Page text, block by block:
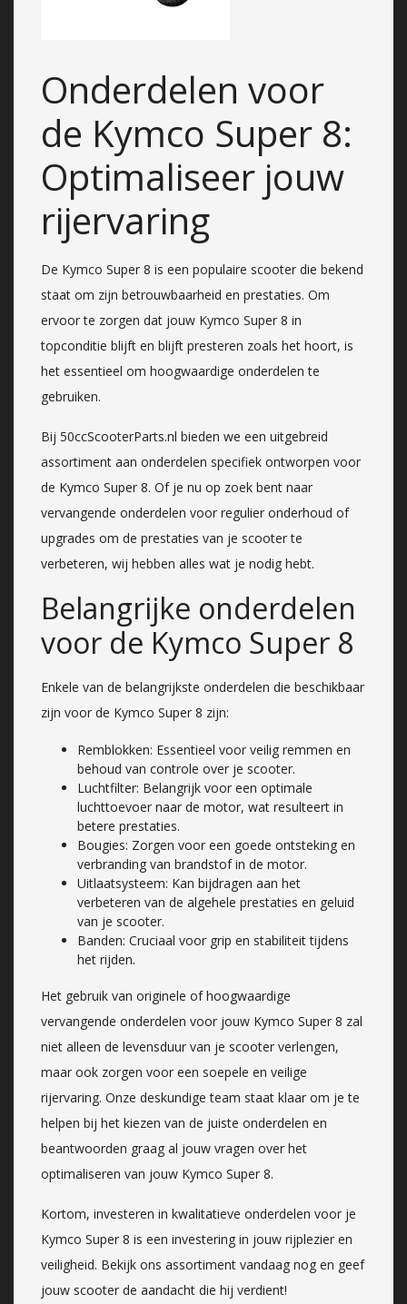
Onderdelen voor
de Kymco Super 8:
Optimaliseer jouw
rijervaring
De Kymco Super 8 is een populaire scooter die bekend
staat om zijn betrouwbaarheid en prestaties. Om
ervoor te zorgen dat jouw Kymco Super 8 in
topconditie blijft en blijft presteren zoals het hoort, is
het essentieel om hoogwaardige onderdelen te
gebruiken.
Bij 50ccScooterParts.nl bieden we een uitgebreid
assortiment aan onderdelen specifiek ontworpen voor
de Kymco Super 8. Of je nu op zoek bent naar
vervangende onderdelen voor regulier onderhoud of
upgrades om de prestaties van je scooter te
verbeteren, wij hebben alles wat je nodig hebt.
Belangrijke onderdelen
voor de Kymco Super 8
Enkele van de belangrijkste onderdelen die beschikbaar
zijn voor de Kymco Super 8 zijn:
Remblokken: Essentieel voor veilig remmen en
behoud van controle over je scooter.
Luchtfilter: Belangrijk voor een optimale
luchttoevoer naar de motor, wat resulteert in
betere prestaties.
Bougies: Zorgen voor een goede ontsteking en
verbranding van brandstof in de motor.
Uitlaatsysteem: Kan bijdragen aan het
verbeteren van de algehele prestaties en geluid
van je scooter.
Banden: Cruciaal voor grip en stabiliteit tijdens
het rijden.
Het gebruik van originele of hoogwaardige
vervangende onderdelen voor jouw Kymco Super 8 zal
niet alleen de levensduur van je scooter verlengen,
maar ook zorgen voor een soepele en veilige
rijervaring. Onze deskundige team staat klaar om je te
helpen bij het kiezen van de juiste onderdelen en
beantwoorden graag al jouw vragen over het
optimaliseren van jouw Kymco Super 8.
Kortom, investeren in kwalitatieve onderdelen voor je
Kymco Super 8 is een investering in jouw rijplezier en
veiligheid. Bekijk ons assortiment vandaag nog en geef
jouw scooter de aandacht die hij verdient!